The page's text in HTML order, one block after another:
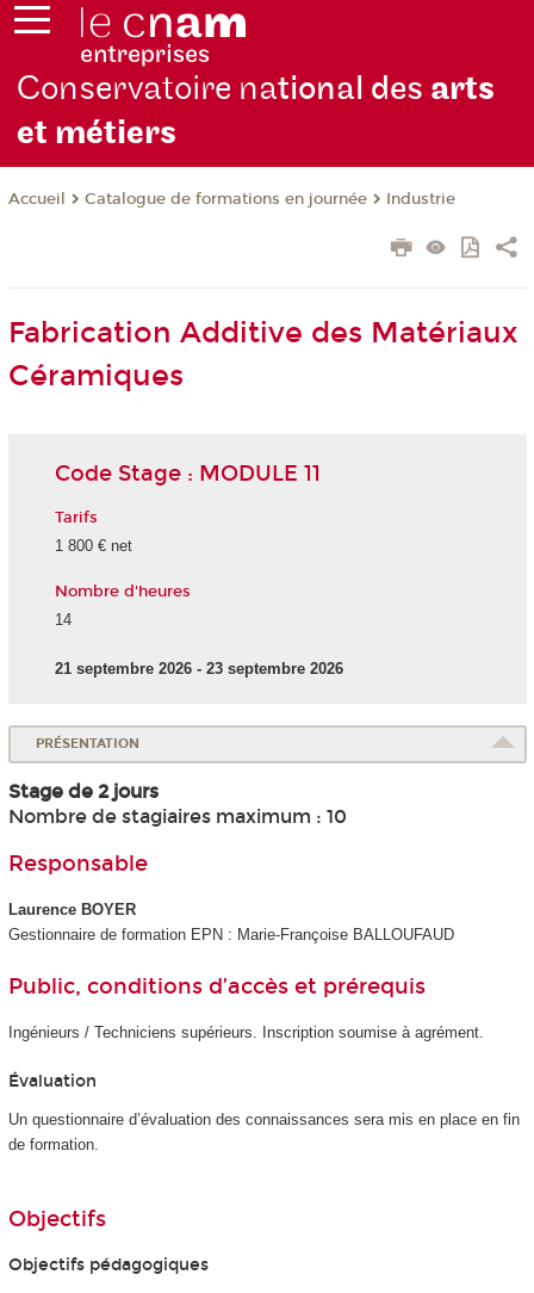
Conservatoire national des arts
et métiers
Accueil Catalogue de formations en journée Industrie
Fabrication Additive des Matériaux
Céramiques
Code Stage : MODULE 11
Tarifs
1 800 € net
Nombre d'heures
14
21 septembre 2026 - 23 septembre 2026
PRÉSENTATION
Stage de 2 jours
Nombre de stagiaires maximum : 10
Responsable
Laurence BOYER
Gestionnaire de formation EPN : Marie-Françoise BALLOUFAUD
Public, conditions d’accès et prérequis
Ingénieurs / Techniciens supérieurs. Inscription soumise à agrément.
Évaluation
Un questionnaire d’évaluation des connaissances sera mis en place en fin
de formation.
Objectifs
Objectifs pédagogiques